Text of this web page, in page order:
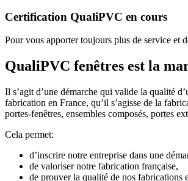
Certification QualiPVC en cours
Pour vous apporter toujours plus de service et
QualiPVC fenêtres est la
Il s’agit d’une démarche qui valide la qualité
fabrication en France, qu’il s’agisse de la
portes-fenêtres, ensembles composés, portes
Cela permet:
d’inscrire notre entreprise dans une
de valoriser notre fabrication française,
de prouver la qualité de nos fabrications